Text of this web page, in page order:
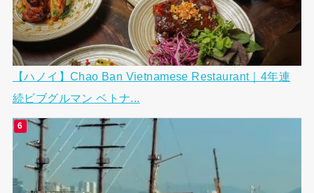
【ハノイ】Chao Ban Vietnamese Restaurant｜4年連
続ビブグルマン ベトナ...